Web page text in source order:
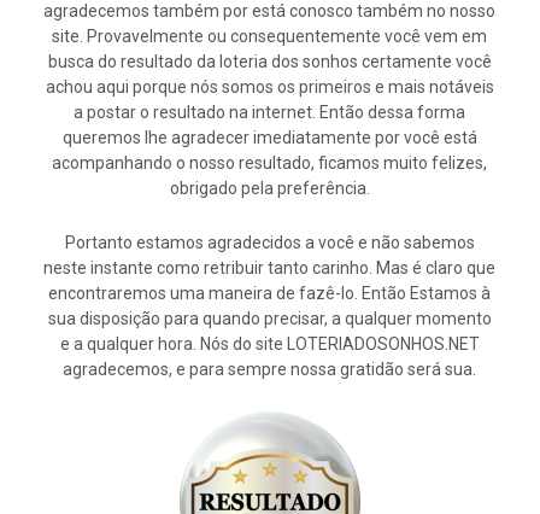
agradecemos também por está conosco também no nosso
site. Provavelmente ou consequentemente você vem em
busca do resultado da loteria dos sonhos certamente você
achou aqui porque nós somos os primeiros e mais notáveis
a postar o resultado na internet. Então dessa forma
queremos lhe agradecer imediatamente por você está
acompanhando o nosso resultado, ficamos muito felizes,
obrigado pela preferência.
Portanto estamos agradecidos a você e não sabemos
neste instante como retribuir tanto carinho. Mas é claro que
encontraremos uma maneira de fazê-lo. Então Estamos à
sua disposição para quando precisar, a qualquer momento
e a qualquer hora. Nós do site LOTERIADOSONHOS.NET
agradecemos, e para sempre nossa gratidão será sua.